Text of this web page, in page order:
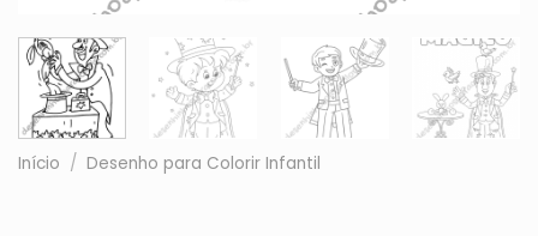
Início / Desenho para Colorir Infantil